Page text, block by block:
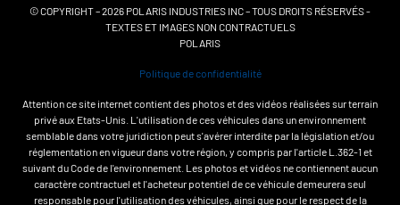
© COPYRIGHT – 2026 POLARIS INDUSTRIES INC – TOUS DROITS RÉSERVÉS -
TEXTES ET IMAGES NON CONTRACTUELS
POLARIS
Politique de confidentialité
Attention ce site internet contient des photos et des vidéos réalisées sur terrain
privé aux Etats-Unis. L'utilisation de ces véhicules dans un environnement
semblable dans votre juridiction peut s'avérer interdite par la législation et/ou
réglementation en vigueur dans votre région, y compris par l'article L.362-1 et
suivant du Code de l'environnement. Les photos et vidéos ne contiennent aucun
caractère contractuel et l'acheteur potentiel de ce véhicule demeurera seul
responsable pour l'utilisation des véhicules, ainsi que pour le respect de la